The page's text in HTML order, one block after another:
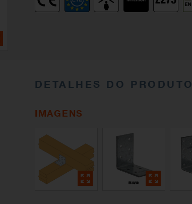
DETALHES DO PRODUTO
IMAGENS